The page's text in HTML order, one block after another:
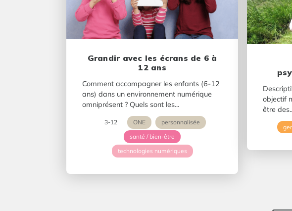
Grandir avec les écrans de 6 à
12 ans
Comment accompagner les enfants (6-12
ans) dans un environnement numérique
omniprésent ? Quels sont les...
3-12 ONE
personnalisée
santé / bien-être
technologies numériques
objectif
être